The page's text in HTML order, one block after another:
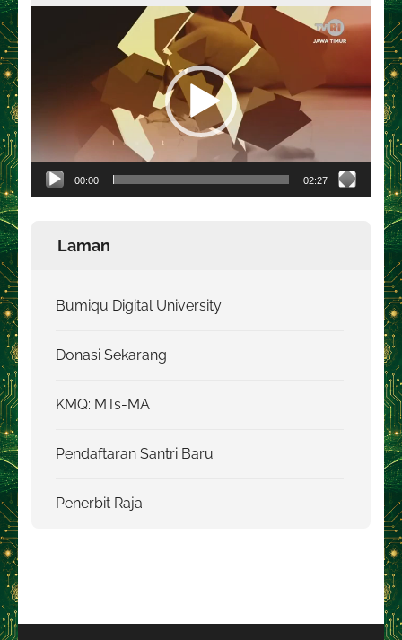
00:00 02:27
Laman
Bumiqu Digital University
Donasi Sekarang
KMQ: MTs-MA
Pendaftaran Santri Baru
Penerbit Raja